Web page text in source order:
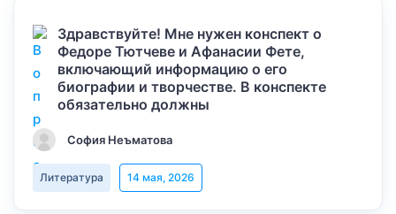
Здравствуйте! Мне нужен конспект о
Федоре Тютчеве и Афанасии Фете,
включающий информацию о его
биографии и творчестве. В конспекте
обязательно должны
София Неъматова
Литература 14 мая, 2026